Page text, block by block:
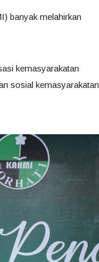
banyak melahirkan
kemasyarakatan
sosial kemasyarakatan